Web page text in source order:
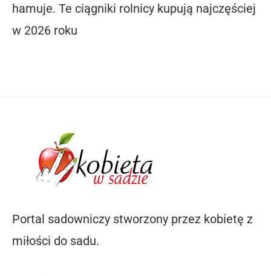
hamuje. Te ciągniki rolnicy kupują najczęściej
w 2026 roku
Portal sadowniczy stworzony przez kobietę z
miłości do sadu.